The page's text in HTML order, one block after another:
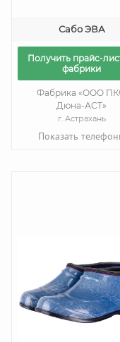
Сабо ЭВА
Получить прайс-
фабрики
Фабрика «ООО
Дюна-АСТ»
г. Астрахань
Показать